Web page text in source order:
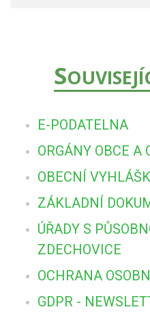
S
E-PODATELNA
ORGÁNY OBCE A
OBECNÍ
ZÁKLADNÍ
ÚŘADY S
ZDECHOVICE
OCHRANA
GDPR -